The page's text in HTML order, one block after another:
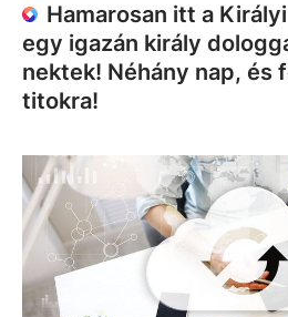
Hamarosan itt a
egy igazán király
nektek! Néhány nap, és
titokra!